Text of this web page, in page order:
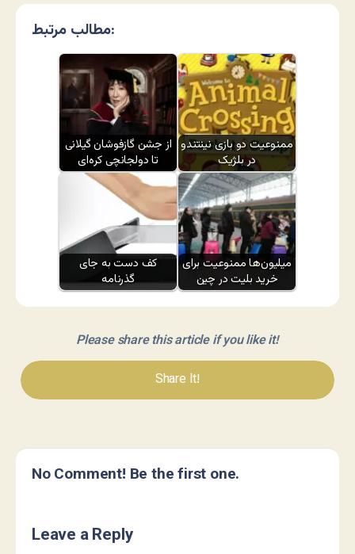
مطالب مرتبط:
از جشن گازفوشان گیلانی
تا دولجانچی کره‌ای
ممنوعیت دو بازی نینتندو
در بلژیک
کف دست به جای
گذرنامه
میلیون‌ها ممنوعیت برای
خرید بلیت در چین
Please share this article if you like it!
Share It!
No Comment! Be the first one.
Leave a Reply